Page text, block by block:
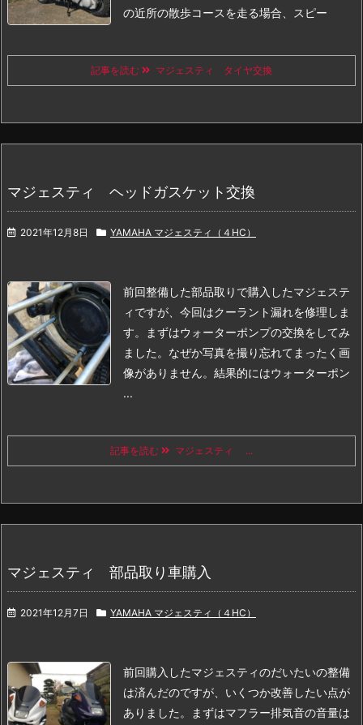
の近所の散歩コースを走る場合、スピー
記事を読む マジェスティ タイヤ交換
マジェスティ ヘッドガスケット交換
2021年12月8日 YAMAHA マジェスティ（４HC）
前回整備した部品取りで購入したマジェステ
ィですが、今回はクーラント漏れを修理しま
す。
まずはウォーターポンプの交換をしてみ
ました。 なぜか写真を撮り忘れてまったく画
像がありません。 結果的にはウォーターポン
...
記事を読む マジェスティ ...
マジェスティ 部品取り車購入
2021年12月7日 YAMAHA マジェスティ（４HC）
前回購入したマジェスティのだいたいの整備
は済んだのですが、いくつか改善したい点が
ありました。
まずはマフラー排気音の音量は